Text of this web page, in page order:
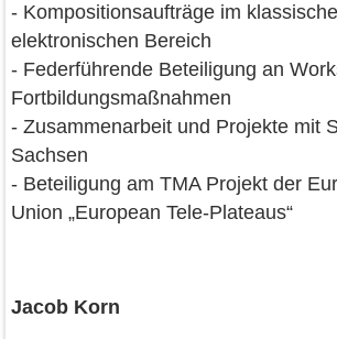
- Kompositionsaufträge im
elektronischen Bereich
- Federführende Beteiligung an
Fortbildungsmaßnahmen
- Zusammenarbeit und Projekte mit
Sachsen
- Beteiligung am TMA Projekt der
Union „European Tele-Plateaus“
Jacob Korn